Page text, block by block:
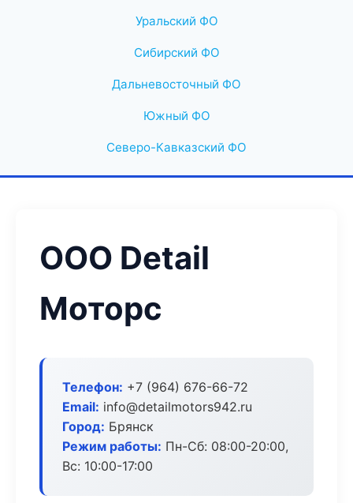
Уральский ФО
Сибирский ФО
Дальневосточный ФО
Южный ФО
Северо-Кавказский ФО
ООО Detail
Моторс
Телефон: +7 (964) 676-66-72
Email: info@detailmotors942.ru
Город: Брянск
Режим работы: Пн-Сб: 08:00-20:00,
Вс: 10:00-17:00